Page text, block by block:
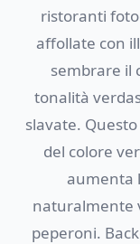
ristoranti
affollate con
sembrare il
tonalità
slavate.
del colore
aumenta
naturalmente
peperoni.